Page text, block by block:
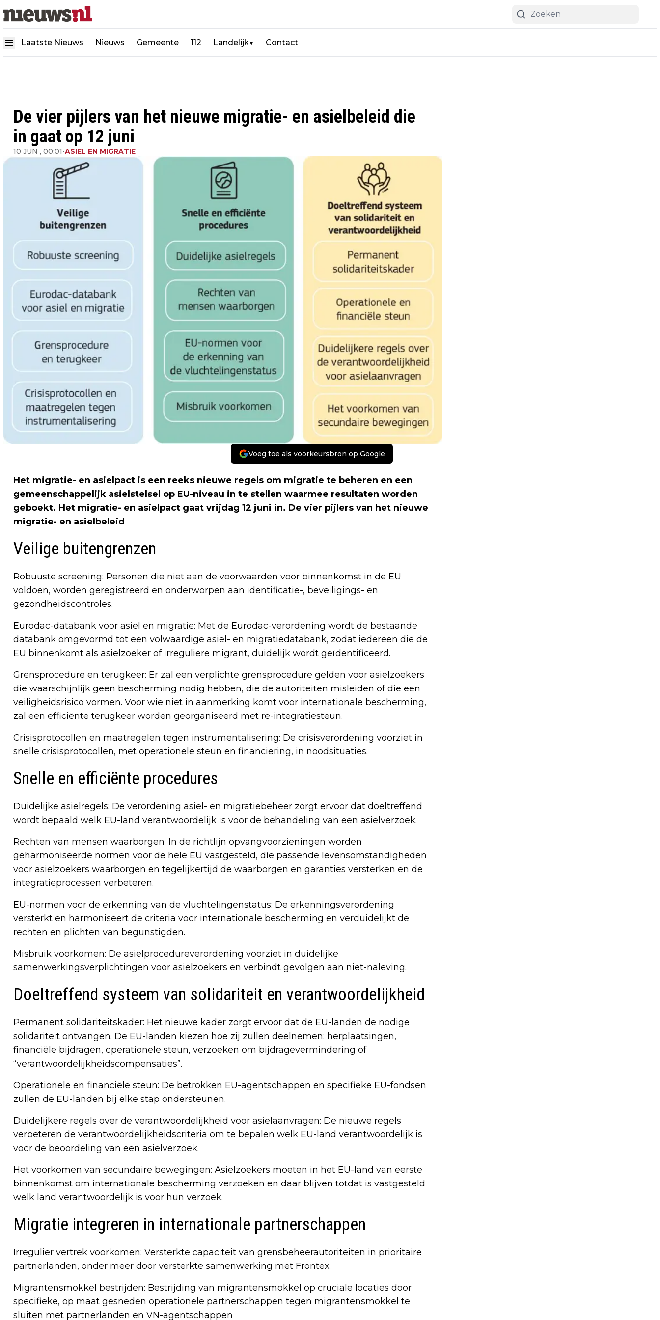
Laatste Nieuws Nieuws Gemeente 112 Landelijk▼ Contact
De vier pijlers van het nieuwe migratie- en asielbeleid die
in gaat op 12 juni
10 JUN , 00:01•ASIEL EN MIGRATIE
Voeg toe als voorkeursbron op Google
Het migratie- en asielpact is een reeks nieuwe regels om migratie te beheren en een
gemeenschappelijk asielstelsel op EU-niveau in te stellen waarmee resultaten worden
geboekt. Het migratie- en asielpact gaat vrijdag 12 juni in. De vier pijlers van het nieuwe
migratie- en asielbeleid
Veilige buitengrenzen
Robuuste screening: Personen die niet aan de voorwaarden voor binnenkomst in de EU
voldoen, worden geregistreerd en onderworpen aan identificatie-, beveiligings- en
gezondheidscontroles.
Eurodac-databank voor asiel en migratie: Met de Eurodac-verordening wordt de bestaande
databank omgevormd tot een volwaardige asiel- en migratiedatabank, zodat iedereen die de
EU binnenkomt als asielzoeker of irreguliere migrant, duidelijk wordt geïdentificeerd.
Grensprocedure en terugkeer: Er zal een verplichte grensprocedure gelden voor asielzoekers
die waarschijnlijk geen bescherming nodig hebben, die de autoriteiten misleiden of die een
veiligheidsrisico vormen. Voor wie niet in aanmerking komt voor internationale bescherming,
zal een efficiënte terugkeer worden georganiseerd met re-integratiesteun.
Crisisprotocollen en maatregelen tegen instrumentalisering: De crisisverordening voorziet in
snelle crisisprotocollen, met operationele steun en financiering, in noodsituaties.
Snelle en efficiënte procedures
Duidelijke asielregels: De verordening asiel- en migratiebeheer zorgt ervoor dat doeltreffend
wordt bepaald welk EU-land verantwoordelijk is voor de behandeling van een asielverzoek.
Rechten van mensen waarborgen: In de richtlijn opvangvoorzieningen worden
geharmoniseerde normen voor de hele EU vastgesteld, die passende levensomstandigheden
voor asielzoekers waarborgen en tegelijkertijd de waarborgen en garanties versterken en de
integratieprocessen verbeteren.
EU-normen voor de erkenning van de vluchtelingenstatus: De erkenningsverordening
versterkt en harmoniseert de criteria voor internationale bescherming en verduidelijkt de
rechten en plichten van begunstigden.
Misbruik voorkomen: De asielprocedureverordening voorziet in duidelijke
samenwerkingsverplichtingen voor asielzoekers en verbindt gevolgen aan niet-naleving.
Doeltreffend systeem van solidariteit en verantwoordelijkheid
Permanent solidariteitskader: Het nieuwe kader zorgt ervoor dat de EU-landen de nodige
solidariteit ontvangen. De EU-landen kiezen hoe zij zullen deelnemen: herplaatsingen,
financiële bijdragen, operationele steun, verzoeken om bijdragevermindering of
“verantwoordelijkheidscompensaties”.
Operationele en financiële steun: De betrokken EU-agentschappen en specifieke EU-fondsen
zullen de EU-landen bij elke stap ondersteunen.
Duidelijkere regels over de verantwoordelijkheid voor asielaanvragen: De nieuwe regels
verbeteren de verantwoordelijkheidscriteria om te bepalen welk EU-land verantwoordelijk is
voor de beoordeling van een asielverzoek.
Het voorkomen van secundaire bewegingen: Asielzoekers moeten in het EU-land van eerste
binnenkomst om internationale bescherming verzoeken en daar blijven totdat is vastgesteld
welk land verantwoordelijk is voor hun verzoek.
Migratie integreren in internationale partnerschappen
Irregulier vertrek voorkomen: Versterkte capaciteit van grensbeheerautoriteiten in prioritaire
partnerlanden, onder meer door versterkte samenwerking met Frontex.
Migrantensmokkel bestrijden: Bestrijding van migrantensmokkel op cruciale locaties door
specifieke, op maat gesneden operationele partnerschappen tegen migrantensmokkel te
sluiten met partnerlanden en VN-agentschappen